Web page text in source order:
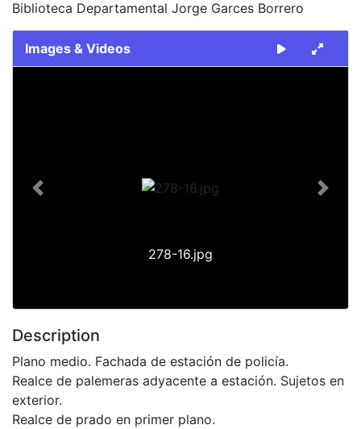
Biblioteca Departamental Jorge Garces Borrero
Images & Videos
278-16.jpg
Previous Next
Description
Plano medio. Fachada de estación de policía.
Realce de palemeras adyacente a estación. Sujetos en
exterior.
Realce de prado en primer plano.